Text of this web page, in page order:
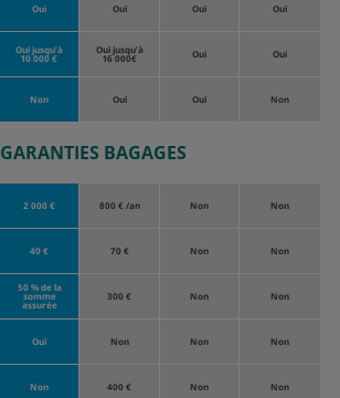
Oui Oui Oui Oui
Oui jusqu’à
10 000 €
Oui jusqu’à
16 000€ Oui Oui
Non Oui Oui Non
GARANTIES BAGAGES
2 000 € 800 € /an Non Non
40 € 70 € Non Non
50 % de la
somme
assurée
300 € Non Non
Oui Non Non Non
Non 400 € Non Non